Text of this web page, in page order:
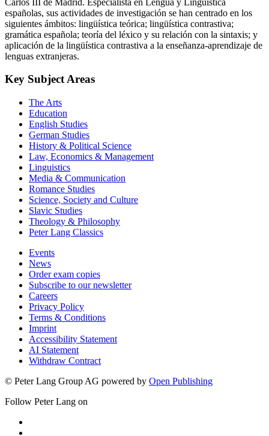
españolas, sus actividades de investigación se han centrado en los
siguientes ámbitos: lingüística teórica; lingüística contrastiva;
gramática española; teoría del léxico y su relación con la sintaxis; y
aplicación de la lingüística contrastiva a la enseñanza-aprendizaje de
lenguas extranjeras.
Key Subject Areas
The Arts
Education
English Studies
German Studies
History & Political Science
Law, Economics & Management
Linguistics
Media & Communication
Romance Studies
Science, Society and Culture
Slavic Studies
Theology & Philosophy
Peter Lang Classics
Events
News
Order exam copies
Subscribe to our newsletter
Careers
Privacy Policy
Terms & Conditions
Imprint
Accessibility Statement
AI Statement
Withdraw Contract
© Peter Lang Group AG powered by Open Publishing
Follow Peter Lang on